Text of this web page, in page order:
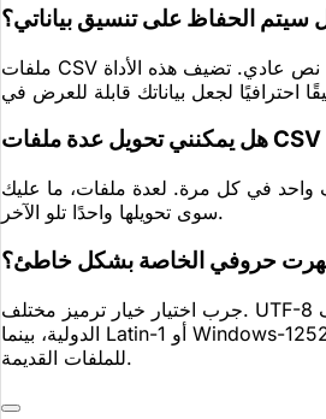
سيتم الحفاظ على تنسيق بياناتي؟
ملفات CSV لا تحتوي على تنسيق - إنها نص عادي. تضيف هذه الأداة
واحد في كل مرة. لعدة ملفات، ما عليك
سوى تحويلها واحدًا تلو الآخر.
حروفي الخاصة بشكل خاطئ؟
جرب اختيار خيار ترميز مختلف. UTF-8 يعمل لمعظم الحروف
الدولية، بينما Latin-1 أو Windows-1252 قد تعمل بشكل أفضل
للملفات القديمة.